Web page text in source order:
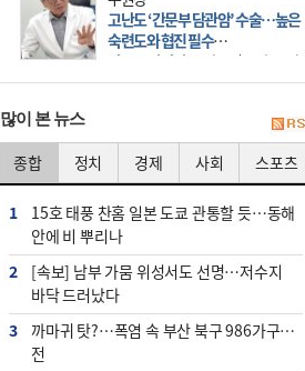
고난도 ‘간문부 담관암’ 수술…높은
숙련도와 협진 필수
간문부 담관암(클라츠킨 종양)은 좌
우 간에서 나오는, 담관(담즙 배출 경
部)’에 생기는 악성 종양이다. 간동맥
문맥 림프절 담
많이 본 뉴스
종합 정치 경제 사회 스포츠
1
15호 태풍 찬홈 일본 도쿄 관통할 듯…동해
안에 비 뿌리나
2
[속보] 남부 가뭄 위성서도 선명…저수지
바닥 드러났다
3
까마귀 탓?…폭염 속 부산 북구 986가구 정
전